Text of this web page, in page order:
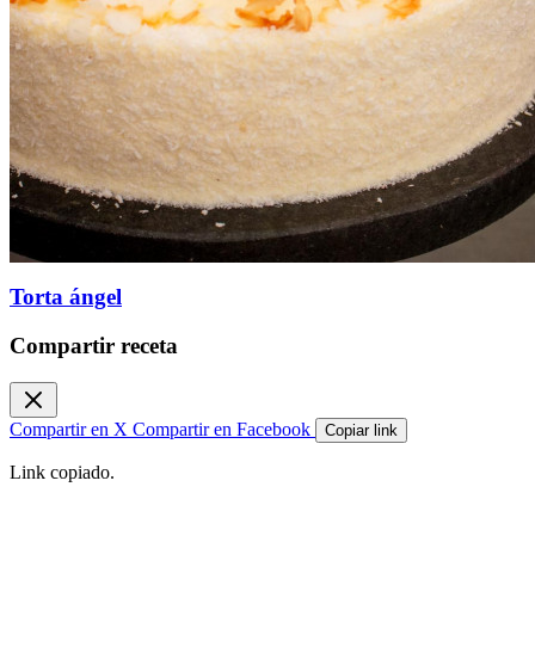
Torta ángel
Compartir receta
Compartir en X Compartir en Facebook Copiar link
Link copiado.